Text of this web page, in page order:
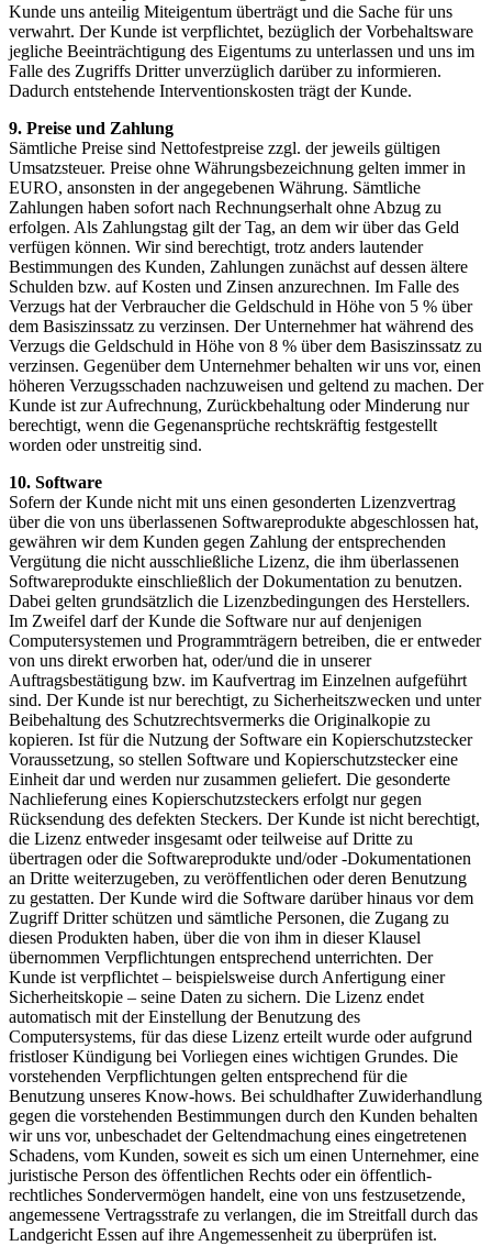
Kunde uns anteilig Miteigentum überträgt und die Sache für uns
verwahrt. Der Kunde ist verpflichtet, bezüglich der Vorbehaltsware
jegliche Beeinträchtigung des Eigentums zu unterlassen und uns im
Falle des Zugriffs Dritter unverzüglich darüber zu informieren.
Dadurch entstehende Interventionskosten trägt der Kunde.
9. Preise und Zahlung
Sämtliche Preise sind Nettofestpreise zzgl. der jeweils gültigen
Umsatzsteuer. Preise ohne Währungsbezeichnung gelten immer in
EURO, ansonsten in der angegebenen Währung. Sämtliche
Zahlungen haben sofort nach Rechnungserhalt ohne Abzug zu
erfolgen. Als Zahlungstag gilt der Tag, an dem wir über das Geld
verfügen können. Wir sind berechtigt, trotz anders lautender
Bestimmungen des Kunden, Zahlungen zunächst auf dessen ältere
Schulden bzw. auf Kosten und Zinsen anzurechnen. Im Falle des
Verzugs hat der Verbraucher die Geldschuld in Höhe von 5 % über
dem Basiszinssatz zu verzinsen. Der Unternehmer hat während des
Verzugs die Geldschuld in Höhe von 8 % über dem Basiszinssatz zu
verzinsen. Gegenüber dem Unternehmer behalten wir uns vor, einen
höheren Verzugsschaden nachzuweisen und geltend zu machen. Der
Kunde ist zur Aufrechnung, Zurückbehaltung oder Minderung nur
berechtigt, wenn die Gegenansprüche rechtskräftig festgestellt
worden oder unstreitig sind.
10. Software
Sofern der Kunde nicht mit uns einen gesonderten Lizenzvertrag
über die von uns überlassenen Softwareprodukte abgeschlossen hat,
gewähren wir dem Kunden gegen Zahlung der entsprechenden
Vergütung die nicht ausschließliche Lizenz, die ihm überlassenen
Softwareprodukte einschließlich der Dokumentation zu benutzen.
Dabei gelten grundsätzlich die Lizenzbedingungen des Herstellers.
Im Zweifel darf der Kunde die Software nur auf denjenigen
Computersystemen und Programmträgern betreiben, die er entweder
von uns direkt erworben hat, oder/und die in unserer
Auftragsbestätigung bzw. im Kaufvertrag im Einzelnen aufgeführt
sind. Der Kunde ist nur berechtigt, zu Sicherheitszwecken und unter
Beibehaltung des Schutzrechtsvermerks die Originalkopie zu
kopieren. Ist für die Nutzung der Software ein Kopierschutzstecker
Voraussetzung, so stellen Software und Kopierschutzstecker eine
Einheit dar und werden nur zusammen geliefert. Die gesonderte
Nachlieferung eines Kopierschutzsteckers erfolgt nur gegen
Rücksendung des defekten Steckers. Der Kunde ist nicht berechtigt,
die Lizenz entweder insgesamt oder teilweise auf Dritte zu
übertragen oder die Softwareprodukte und/oder -Dokumentationen
an Dritte weiterzugeben, zu veröffentlichen oder deren Benutzung
zu gestatten. Der Kunde wird die Software darüber hinaus vor dem
Zugriff Dritter schützen und sämtliche Personen, die Zugang zu
diesen Produkten haben, über die von ihm in dieser Klausel
übernommen Verpflichtungen entsprechend unterrichten. Der
Kunde ist verpflichtet – beispielsweise durch Anfertigung einer
Sicherheitskopie – seine Daten zu sichern. Die Lizenz endet
automatisch mit der Einstellung der Benutzung des
Computersystems, für das diese Lizenz erteilt wurde oder aufgrund
fristloser Kündigung bei Vorliegen eines wichtigen Grundes. Die
vorstehenden Verpflichtungen gelten entsprechend für die
Benutzung unseres Know-hows. Bei schuldhafter Zuwiderhandlung
gegen die vorstehenden Bestimmungen durch den Kunden behalten
wir uns vor, unbeschadet der Geltendmachung eines eingetretenen
Schadens, vom Kunden, soweit es sich um einen Unternehmer, eine
juristische Person des öffentlichen Rechts oder ein öffentlich-
rechtliches Sondervermögen handelt, eine von uns festzusetzende,
angemessene Vertragsstrafe zu verlangen, die im Streitfall durch das
Landgericht Essen auf ihre Angemessenheit zu überprüfen ist.